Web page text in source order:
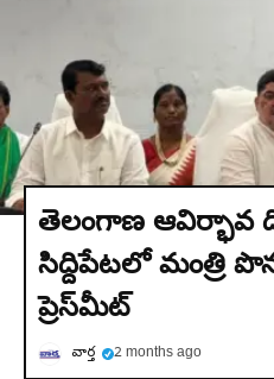
తెలంగాణ ఆవిర్భావ
సిద్దిపేటలో మంత్రి
ప్రెస్‌మీట్
వార్త 2 months ago